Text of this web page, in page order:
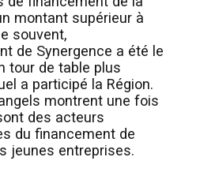
montant supérieur à
souvent,
de Synergence a été le
tour de table plus
a participé la Région.
montrent une fois
des acteurs
du financement de
jeunes entreprises.